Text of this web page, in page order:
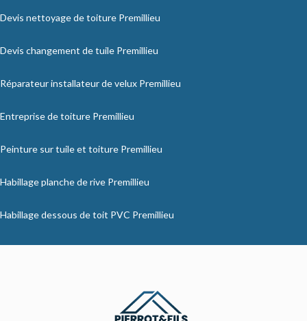
Devis nettoyage de toiture Premillieu
Devis changement de tuile Premillieu
Réparateur installateur de velux Premillieu
Entreprise de toiture Premillieu
Peinture sur tuile et toiture Premillieu
Habillage planche de rive Premillieu
Habillage dessous de toit PVC Premillieu